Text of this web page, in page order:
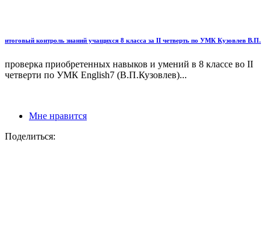
итоговый контроль знаний учащихся 8 класса за II четверть по УМК Кузовлев В.П.
проверка приобретенных навыков и умений в 8 классе во II
четверти по УМК English7 (В.П.Кузовлев)...
Мне нравится
Поделиться: